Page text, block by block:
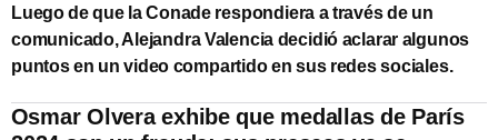
Luego de que la Conade respondiera a través de un
comunicado, Alejandra Valencia decidió aclarar algunos
puntos en un video compartido en sus redes sociales.
⁠⁠Osmar Olvera exhibe que medallas de París